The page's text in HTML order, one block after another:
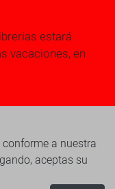
estará
vacaciones, en
a nuestra
aceptas su